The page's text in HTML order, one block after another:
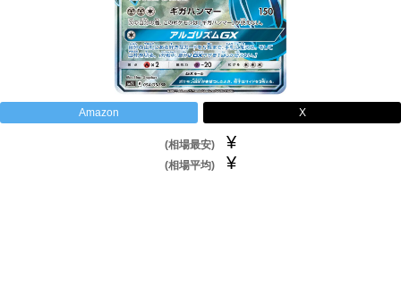
Amazon X
(相場最安) ¥
(相場平均) ¥